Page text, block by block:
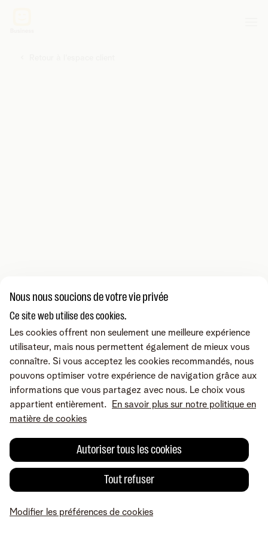
Nous nous soucions de votre vie privée
Ce site web utilise des cookies.
Les cookies offrent non seulement une meilleure expérience
utilisateur, mais nous permettent également de mieux vous
connaître. Si vous acceptez les cookies recommandés, nous
pouvons optimiser votre expérience de navigation grâce aux
informations que vous partagez avec nous. Le choix vous
appartient entièrement.
En savoir plus sur notre politique en
matière de cookies
Tout refuser
Autoriser tous les cookies
Modifier les préférences de cookies